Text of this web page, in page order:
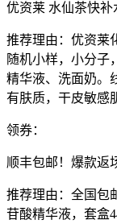
优资莱 水仙茶快补
推荐理由：优资莱
随机小样，小分子
精华液、洗面奶。
有肤质，干皮敏感
领券：
顺丰包邮！爆款返
推荐理由：全国包
苷酸精华液，套盒